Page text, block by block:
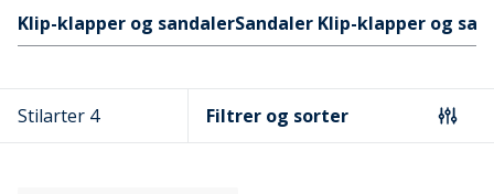
Hurtige links
Klip-klapper og sandalerSandaler Klip-klapper og
Stilarter 4 Filtrer og sorter